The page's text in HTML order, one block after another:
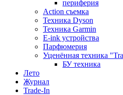
периферия
Action съемка
Техника Dyson
Техника Garmin
E-ink устройства
Парфюмерия
Уценённая техника
БУ техника
Лето
Журнал
Trade-In